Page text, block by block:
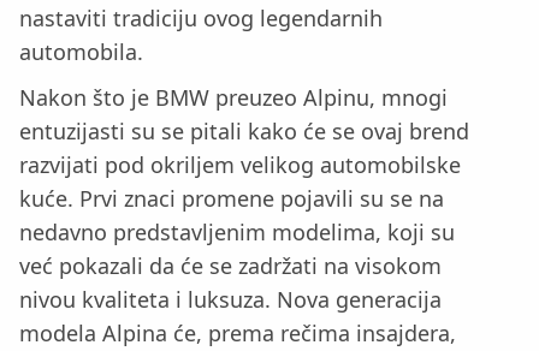
nastaviti tradiciju ovog legendarnih
automobila.
Nakon što je BMW preuzeo Alpinu, mnogi
entuzijasti su se pitali kako će se ovaj brend
razvijati pod okriljem velikog automobilske
kuće. Prvi znaci promene pojavili su se na
nedavno predstavljenim modelima, koji su
već pokazali da će se zadržati na visokom
nivou kvaliteta i luksuza. Nova generacija
modela Alpina će, prema rečima insajdera,